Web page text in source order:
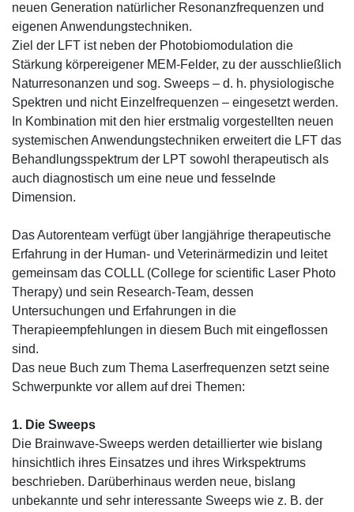
neuen Generation natürlicher Resonanzfrequenzen und
eigenen Anwendungstechniken.
Ziel der LFT ist neben der Photobiomodulation die
Stärkung körpereigener MEM-Felder, zu der ausschließlich
Naturresonanzen und sog. Sweeps – d. h. physiologische
Spektren und nicht Einzelfrequenzen – eingesetzt werden.
In Kombination mit den hier erstmalig vorgestellten neuen
systemischen Anwendungstechniken erweitert die LFT das
Behandlungsspektrum der LPT sowohl therapeutisch als
auch diagnostisch um eine neue und fesselnde
Dimension.
Das Autorenteam verfügt über langjährige therapeutische
Erfahrung in der Human- und Veterinärmedizin und leitet
gemeinsam das COLLL (College for scientific Laser Photo
Therapy) und sein Research-Team, dessen
Untersuchungen und Erfahrungen in die
Therapieempfehlungen in diesem Buch mit eingeflossen
sind.
Das neue Buch zum Thema Laserfrequenzen setzt seine
Schwerpunkte vor allem auf drei Themen:
1. Die Sweeps
Die Brainwave-Sweeps werden detaillierter wie bislang
hinsichtlich ihres Einsatzes und ihres Wirkspektrums
beschrieben. Darüberhinaus werden neue, bislang
unbekannte und sehr interessante Sweeps wie z. B. der